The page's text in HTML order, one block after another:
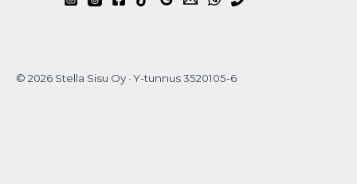
© 2026 Stella Sisu Oy · Y-tunnus 3520105-6